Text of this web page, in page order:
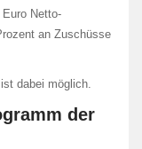
Netto-
an Zuschüsse
dabei möglich.
der